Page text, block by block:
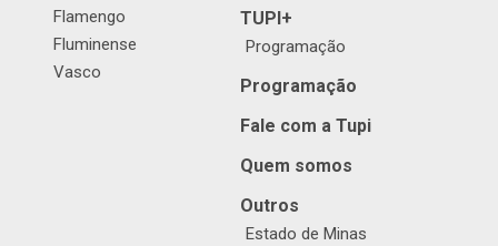
Flamengo
Fluminense
Vasco
TUPI+
Programação
Programação
Fale com a Tupi
Quem somos
Outros
Estado de Minas